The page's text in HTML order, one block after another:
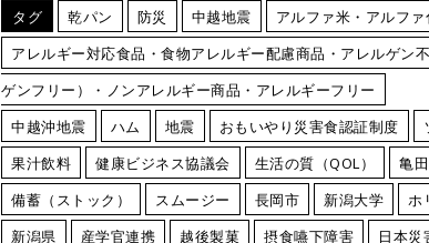
タグ 乾パン 防災 中越地震
アルファ米・アルファ
アレルギー対応食品・食物アレルギー配慮商品・アレルゲン
ゲンフリー）・ノンアレルギー商品・アレルギーフリー
中越沖地震
ハム 地震 おもいやり災害食認証制度
果汁飲料
健康ビジネス協議会 生活の質（QOL）
亀
備蓄（ストック）
スムージー 長岡市 新潟大学
ホ
新潟県
産学官連携 越後製菓 摂食嚥下障害
日本災